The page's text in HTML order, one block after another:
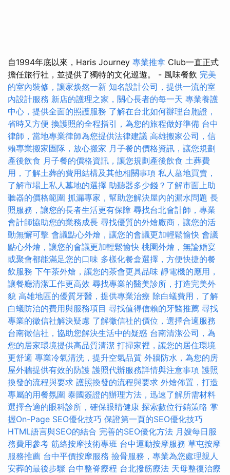
自1994年底以來，Haris Journey 專業推拿 Club一直正式
擔任旅行社，並提供了獨特的文化巡遊。 - 風味餐飲 完美
的室內裝修，讓家焕然一新 知名設計公司，提供一流的室
內設計服務 新店的護理之家，關心長者的每一天 專業養護
中心，提供全面的照護服務 了解在台北如何辦理台胞證，
省時又方便 換護照的全程指引，為您的旅程做好準備 台中
律師，當地專業律師為您提供法律建議 高雄搬家公司，信
賴專業搬家團隊，放心搬家 月子餐的價格資訊，讓您規劃
產後飲食 月子餐的價格資訊，讓您規劃產後飲食 土葬費
用，了解土葬的費用結構及其他相關事項 私人墓地買賣，
了解市場上私人墓地的選擇 助聽器多少錢？了解市面上助
聽器的價格範圍 抓漏專家，幫助您解決屋內的漏水問題 長
照服務，讓您的長者生活更有保障 尋找台北會計師，專業
會計師協助您的業務成長 尋找優質的外燴廠商，讓您的活
動無懈可擊 會議點心外燴，讓您的會議更加輕鬆愉快 會議
點心外燴，讓您的會議更加輕鬆愉快 桃園外燴，無論婚宴
或聚會都能滿足您的口味 多樣化餐盒選擇，方便快捷的餐
飲服務 下午茶外燴，讓您的茶會更具品味 靜電機的應用，
讓餐廳清潔工作更高效 尋找專業的醫美診所，打造完美外
貌 高雄地區的優質牙醫，提供專業治療 除白蟻費用，了解
白蟻防治的費用與服務項目 尋找值得信賴的牙醫推薦 尋找
專業的徵信社解決疑慮 了解徵信社的價位，選擇合適服務
台南徵信社，協助您解決生活中的疑惑 台南清潔公司，為
您的居家環境提供高品質清潔 打掃家裡，讓您的居住環境
更舒適 專業冷氣清洗，提升空氣品質 外牆防水，為您的房
屋外牆提供有效的防護 護照代辦服務詳情與注意事項 護照
換發的流程與要求 護照換發的流程與要求 外燴佈置，打造
專屬的用餐氛圍 泰國簽證的辦理方法，迅速了解所需材料
選擇合適的眼科診所，確保眼睛健康 探索數位行銷策略 掌
握On-Page SEO優化技巧 保證第一頁的SEO優化技巧
HTML語言與SEO的結合 完善的SEO優化方法 月嫂每日服
務費用參考 筋絡按摩技術專班 台中運動按摩服務 草屯按摩
服務推薦 台中平價按摩服務 撿骨服務，專業為您處理親人
安葬的最後步驟 台中整脊療程 台北撥筋療法 天母整復治療